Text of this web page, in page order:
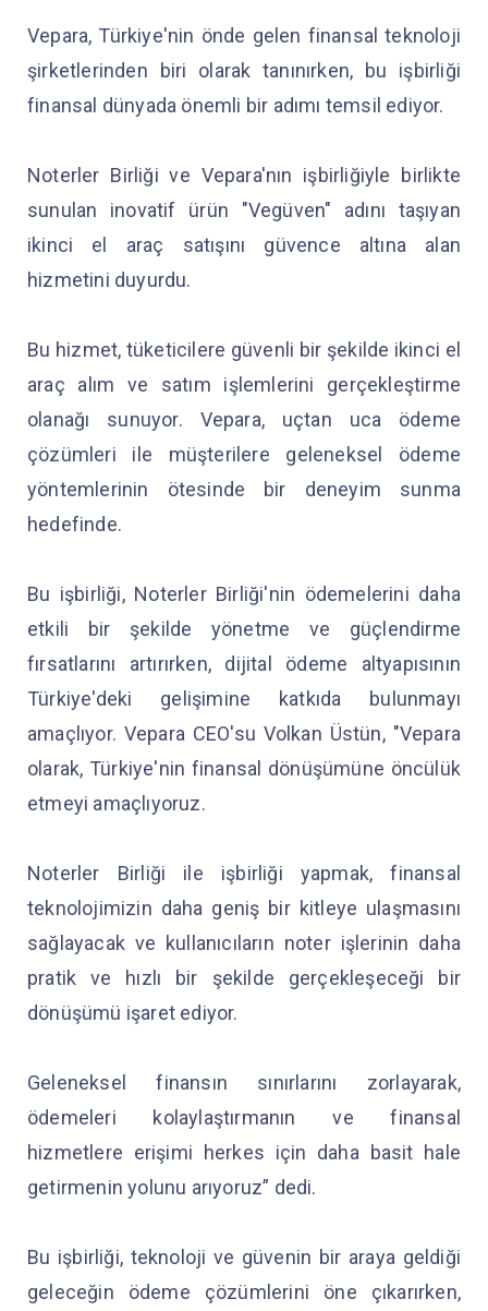
Vepara, Türkiye'nin önde gelen finansal teknoloji
şirketlerinden biri olarak tanınırken, bu işbirliği
finansal dünyada önemli bir adımı temsil ediyor.
Noterler Birliği ve Vepara'nın işbirliğiyle birlikte
sunulan inovatif ürün "Vegüven" adını taşıyan
ikinci el araç satışını güvence altına alan
hizmetini duyurdu.
Bu hizmet, tüketicilere güvenli bir şekilde ikinci el
araç alım ve satım işlemlerini gerçekleştirme
olanağı sunuyor. Vepara, uçtan uca ödeme
çözümleri ile müşterilere geleneksel ödeme
yöntemlerinin ötesinde bir deneyim sunma
hedefinde.
Bu işbirliği, Noterler Birliği'nin ödemelerini daha
etkili bir şekilde yönetme ve güçlendirme
fırsatlarını artırırken, dijital ödeme altyapısının
Türkiye'deki gelişimine katkıda bulunmayı
amaçlıyor. Vepara CEO'su Volkan Üstün, "Vepara
olarak, Türkiye'nin finansal dönüşümüne öncülük
etmeyi amaçlıyoruz.
Noterler Birliği ile işbirliği yapmak, finansal
teknolojimizin daha geniş bir kitleye ulaşmasını
sağlayacak ve kullanıcıların noter işlerinin daha
pratik ve hızlı bir şekilde gerçekleşeceği bir
dönüşümü işaret ediyor.
Geleneksel finansın sınırlarını zorlayarak,
ödemeleri kolaylaştırmanın ve finansal
hizmetlere erişimi herkes için daha basit hale
getirmenin yolunu arıyoruz” dedi.
Bu işbirliği, teknoloji ve güvenin bir araya geldiği
geleceğin ödeme çözümlerini öne çıkarırken,